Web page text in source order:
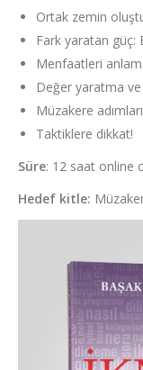
Ortak zemin
Fark yaratan güç:
Menfaatleri
Değer yaratma
Müzakere
Taktiklere dikkat!
Süre: 12 saat online
Hedef kitle: